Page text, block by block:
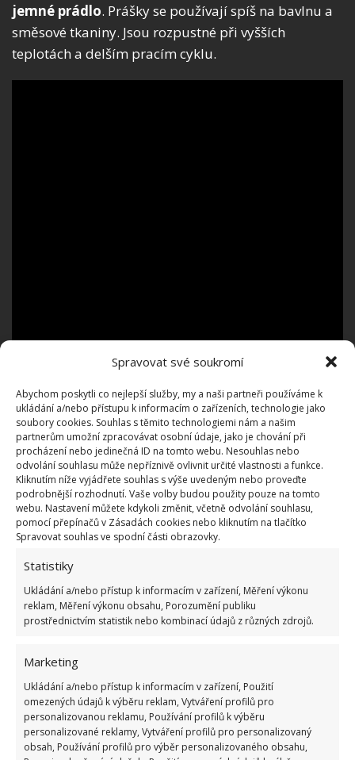
Spravovat své soukromí
Abychom poskytli co nejlepší služby, my a naši partneři používáme k
ukládání a/nebo přístupu k informacím o zařízeních, technologie jako
soubory cookies. Souhlas s těmito technologiemi nám a našim
partnerům umožní zpracovávat osobní údaje, jako je chování při
procházení nebo jedinečná ID na tomto webu. Nesouhlas nebo
odvolání souhlasu může nepříznivě ovlivnit určité vlastnosti a funkce.
Kliknutím níže vyjádřete souhlas s výše uvedeným nebo proveďte
podrobnější rozhodnutí. Vaše volby budou použity pouze na tomto
webu. Nastavení můžete kdykoli změnit, včetně odvolání souhlasu,
pomocí přepínačů v Zásadách cookies nebo kliknutím na tlačítko
Spravovat souhlas ve spodní části obrazovky.
Statistiky
Ukládání a/nebo přístup k informacím v zařízení, Měření výkonu
reklam, Měření výkonu obsahu, Porozumění publiku
prostřednictvím statistik nebo kombinací údajů z různých zdrojů.
Marketing
Ukládání a/nebo přístup k informacím v zařízení, Použití
omezených údajů k výběru reklam, Vytváření profilů pro
personalizovanou reklamu, Používání profilů k výběru
personalizované reklamy, Vytváření profilů pro personalizovaný
obsah, Používání profilů pro výběr personalizovaného obsahu,
jemné prádlo. Prášky se používají spíš na bavlnu a
směsové tkaniny. Jsou rozpustné při vyšších
teplotách a delším pracím cyklu.
Aby bylo vaše prádlo vyprané správně,
nepřekračujte dávkování, které předepisuje výrobce.
Textilie mohou zůstat špatně vymáchané, neboť
množství vody není na vyšší množství přípravků
dimenzováno.A prádlo se zbytky pracího
přípravku může dráždit pokožku. Kromě toho se
může přihrádka velkým množstvím prášku ucpat –
stane se z něj jakýsi vlhký slepenec. Do bubnu se pak
nedostane správné množství přípravku ani vody. Na
BydlímeÚtulně jsme též napsali, jakeliminovat
zápach z pračky.